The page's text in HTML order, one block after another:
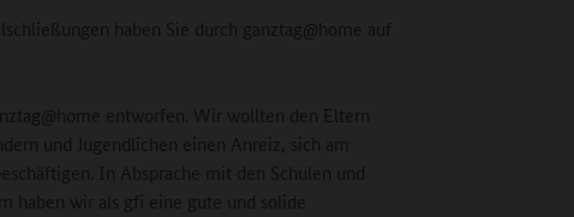
haben Sie durch ganztag@home auf
entworfen. Wir wollten den Eltern
und Jugendlichen einen Anreiz, sich am
In Absprache mit den Schulen und
haben wir als gfi eine gute und solide